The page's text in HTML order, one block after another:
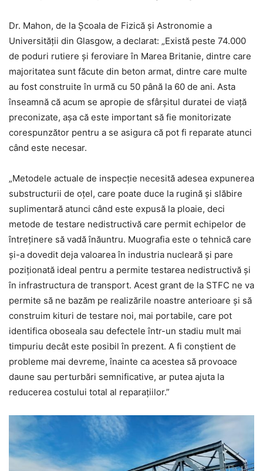
Dr. Mahon, de la Școala de Fizică și Astronomie a
Universității din Glasgow, a declarat: „Există peste 74.000
de poduri rutiere și feroviare în Marea Britanie, dintre care
majoritatea sunt făcute din beton armat, dintre care multe
au fost construite în urmă cu 50 până la 60 de ani. Asta
înseamnă că acum se apropie de sfârșitul duratei de viață
preconizate, așa că este important să fie monitorizate
corespunzător pentru a se asigura că pot fi reparate atunci
când este necesar.
„Metodele actuale de inspecție necesită adesea expunerea
substructurii de oțel, care poate duce la rugină și slăbire
suplimentară atunci când este expusă la ploaie, deci
metode de testare nedistructivă care permit echipelor de
întreținere să vadă înăuntru. Muografia este o tehnică care
și-a dovedit deja valoarea în industria nucleară și pare
poziționată ideal pentru a permite testarea nedistructivă și
în infrastructura de transport. Acest grant de la STFC ne va
permite să ne bazăm pe realizările noastre anterioare și să
construim kituri de testare noi, mai portabile, care pot
identifica oboseala sau defectele într-un stadiu mult mai
timpuriu decât este posibil în prezent. A fi conștient de
probleme mai devreme, înainte ca acestea să provoace
daune sau perturbări semnificative, ar putea ajuta la
reducerea costului total al reparațiilor.”